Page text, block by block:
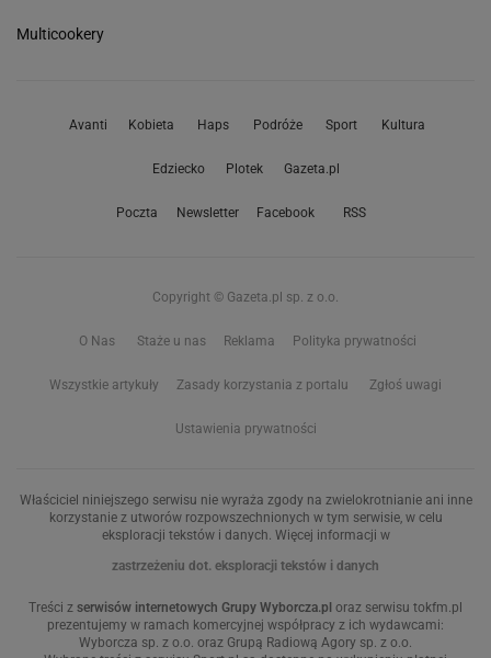
Multicookery
Avanti Kobieta Haps Podróże Sport Kultura
Edziecko Plotek Gazeta.pl
Poczta Newsletter Facebook RSS
Copyright © Gazeta.pl sp. z o.o.
O Nas Staże u nas Reklama Polityka prywatności
Wszystkie artykuły Zasady korzystania z portalu Zgłoś uwagi
Ustawienia prywatności
Właściciel niniejszego serwisu nie wyraża zgody na zwielokrotnianie ani inne
korzystanie z utworów rozpowszechnionych w tym serwisie, w celu
eksploracji tekstów i danych. Więcej informacji w
zastrzeżeniu dot. eksploracji tekstów i danych
Treści z serwisów internetowych Grupy Wyborcza.pl oraz serwisu tokfm.pl
prezentujemy w ramach komercyjnej współpracy z ich wydawcami:
Wyborcza sp. z o.o. oraz Grupą Radiową Agory sp. z o.o.